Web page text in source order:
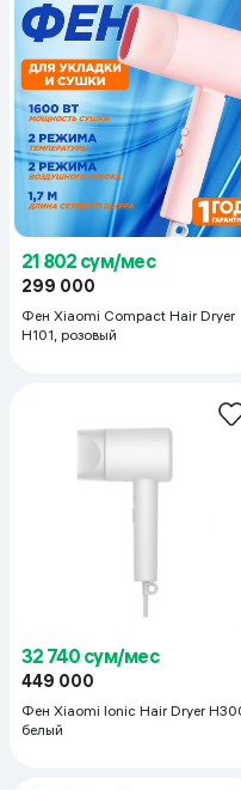
21 802 сум/мес
299 000
Фен Xiaomi Compact Hair Dryer
H101, розовый
32 740 сум/мес
449 000
Фен Xiaomi Ionic Hair Dryer
белый